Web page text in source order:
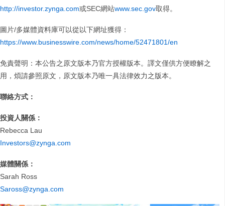
http://investor.zynga.com或SEC網站www.sec.gov取得。
圖片/多媒體資料庫可以從以下網址獲得：
https://www.businesswire.com/news/home/52471801/en
免責聲明：本公告之原文版本乃官方授權版本。譯文僅供方便瞭解之
用，煩請參照原文，原文版本乃唯一具法律效力之版本。
聯絡方式：
投資人關係：
Rebecca Lau
Investors@zynga.com
媒體關係：
Sarah Ross
Saross@zynga.com